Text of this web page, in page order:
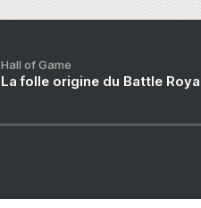
Hall of Game
La folle origine du Battle